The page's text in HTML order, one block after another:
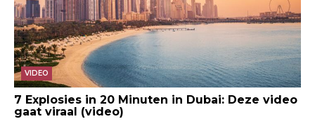
VIDEO
7 Explosies in 20 Minuten in Dubai: Deze video
gaat viraal (video)